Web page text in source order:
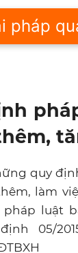
pháp
quy
làm
luật
05/